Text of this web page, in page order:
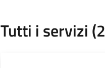
Tutti i servizi